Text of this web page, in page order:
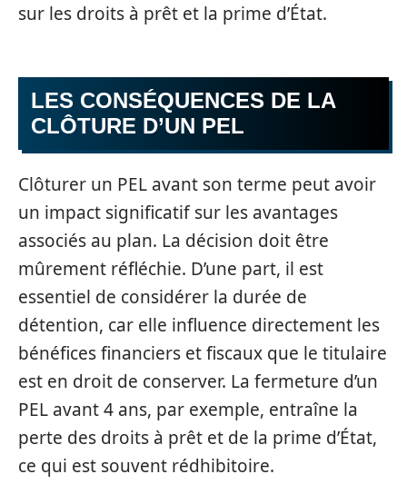
sur les droits à prêt et la prime d’État.
LES CONSÉQUENCES DE LA
CLÔTURE D’UN PEL
Clôturer un PEL avant son terme peut avoir
un impact significatif sur les avantages
associés au plan. La décision doit être
mûrement réfléchie. D’une part, il est
essentiel de considérer la durée de
détention, car elle influence directement les
bénéfices financiers et fiscaux que le titulaire
est en droit de conserver. La fermeture d’un
PEL avant 4 ans, par exemple, entraîne la
perte des droits à prêt et de la prime d’État,
ce qui est souvent rédhibitoire.